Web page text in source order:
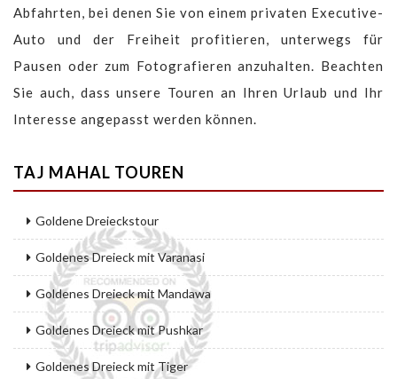
Abfahrten, bei denen Sie von einem privaten Executive-
Auto und der Freiheit profitieren, unterwegs für
Pausen oder zum Fotografieren anzuhalten. Beachten
Sie auch, dass unsere Touren an Ihren Urlaub und Ihr
Interesse angepasst werden können.
TAJ MAHAL TOUREN
Goldene Dreieckstour
Goldenes Dreieck mit Varanasi
Goldenes Dreieck mit Mandawa
Goldenes Dreieck mit Pushkar
Goldenes Dreieck mit Tiger